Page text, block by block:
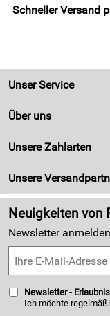
Schneller Versand
Unser Service
Kontakt
Zahlung und Versand
Kundenlogin
Über uns
Unsere Bestseller
Neu
Made in Germany
5,0/5*****
Unsere Zahlarten
Unsere
Neuigkeiten von
Newsletter
Newsletter -
Ich möchte
Meine E-Mail-